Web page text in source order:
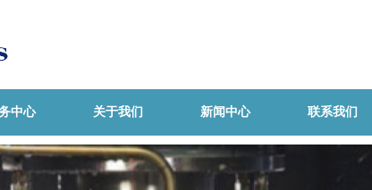
中心 关于我们 新闻中心 联系我们